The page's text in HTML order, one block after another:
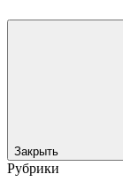
Закрыть
Рубрики